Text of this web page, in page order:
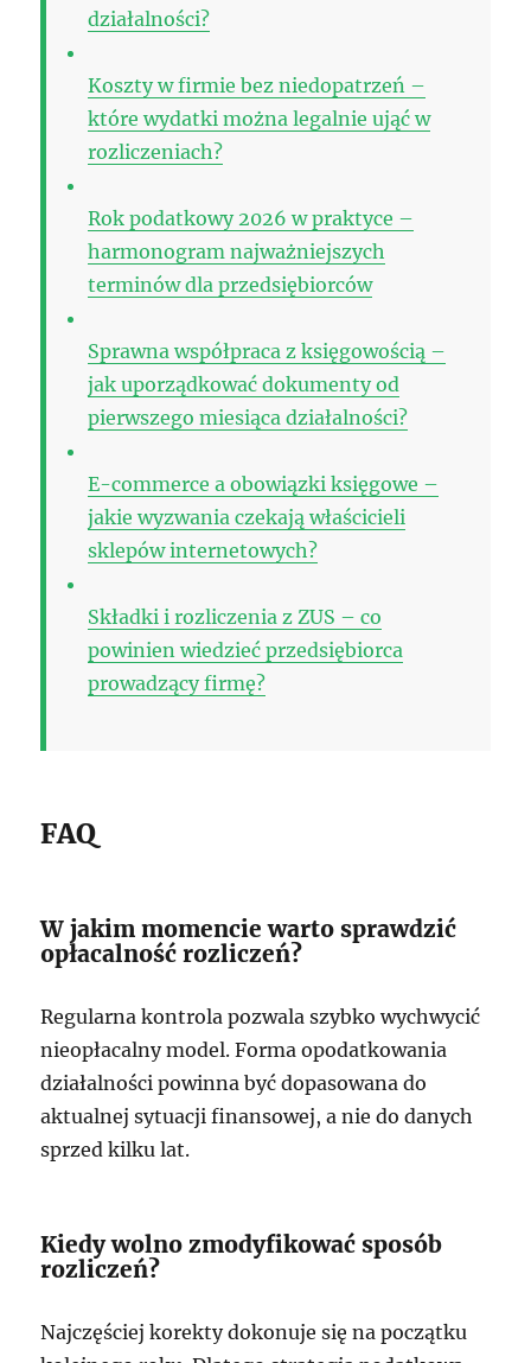
działalności?
Koszty w firmie bez niedopatrzeń –
które wydatki można legalnie ująć w
rozliczeniach?
Rok podatkowy 2026 w praktyce –
harmonogram najważniejszych
terminów dla przedsiębiorców
Sprawna współpraca z księgowością –
jak uporządkować dokumenty od
pierwszego miesiąca działalności?
E-commerce a obowiązki księgowe –
jakie wyzwania czekają właścicieli
sklepów internetowych?
Składki i rozliczenia z ZUS – co
powinien wiedzieć przedsiębiorca
prowadzący firmę?
FAQ
W jakim momencie warto sprawdzić
opłacalność rozliczeń?
Regularna kontrola pozwala szybko wychwycić
nieopłacalny model. Forma opodatkowania
działalności powinna być dopasowana do
aktualnej sytuacji finansowej, a nie do danych
sprzed kilku lat.
Kiedy wolno zmodyfikować sposób
rozliczeń?
Najczęściej korekty dokonuje się na początku